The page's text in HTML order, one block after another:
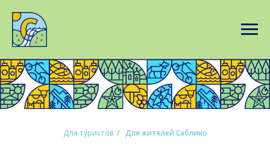
Для туристов / Для жителей Саблино